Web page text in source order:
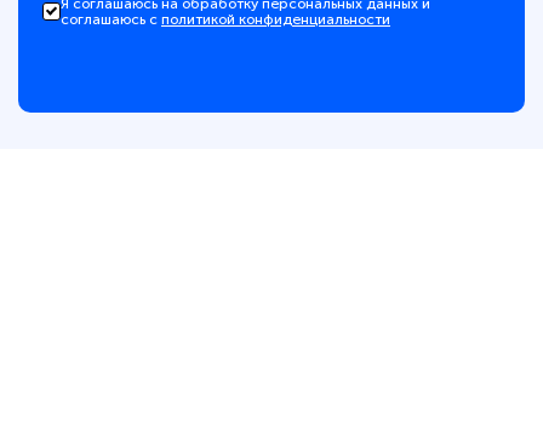
соглашаюсь с политикой конфиденциальности